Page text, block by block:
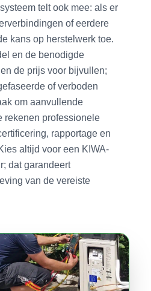
telt ook mee: als er
of eerdere
kans op herstelwerk toe.
en de benodigde
de prijs voor bijvullen;
of verboden
om aanvullende
rekenen professionele
rapportage en
altijd voor een KIWA-
dat garandeert
van de vereiste